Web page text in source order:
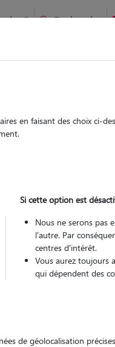
? Recherche
en faisant des choix ci-
Si cette option est
Nous ne serons pas
l'autre. Par
centres d'intérêt.
Vous aurez toujours
qui dépendent des
de géolocalisation